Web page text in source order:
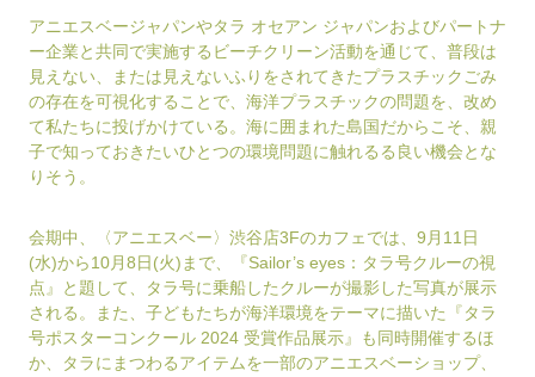
アニエスベージャパンやタラ オセアン ジャパンおよびパートナ
ー企業と共同で実施するビーチクリーン活動を通じて、普段は
見えない、または見えないふりをされてきたプラスチックごみ
の存在を可視化することで、海洋プラスチックの問題を、改め
て私たちに投げかけている。海に囲まれた島国だからこそ、親
子で知っておきたいひとつの環境問題に触れるる良い機会とな
りそう。
会期中、〈アニエスベー〉渋谷店3Fのカフェでは、9月11日
(水)から10月8日(火)まで、『Sailor’s eyes：タラ号クルーの視
点』と題して、タラ号に乗船したクルーが撮影した写真が展示
される。また、子どもたちが海洋環境をテーマに描いた『タラ
号ポスターコンクール 2024 受賞作品展示』も同時開催するほ
か、タラにまつわるアイテムを一部のアニエスベーショップ、